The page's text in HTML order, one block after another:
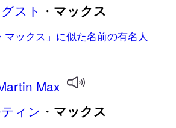
スト ・ マックス
マックス」に似た名前の有名人
Max
ィン ・ マックス